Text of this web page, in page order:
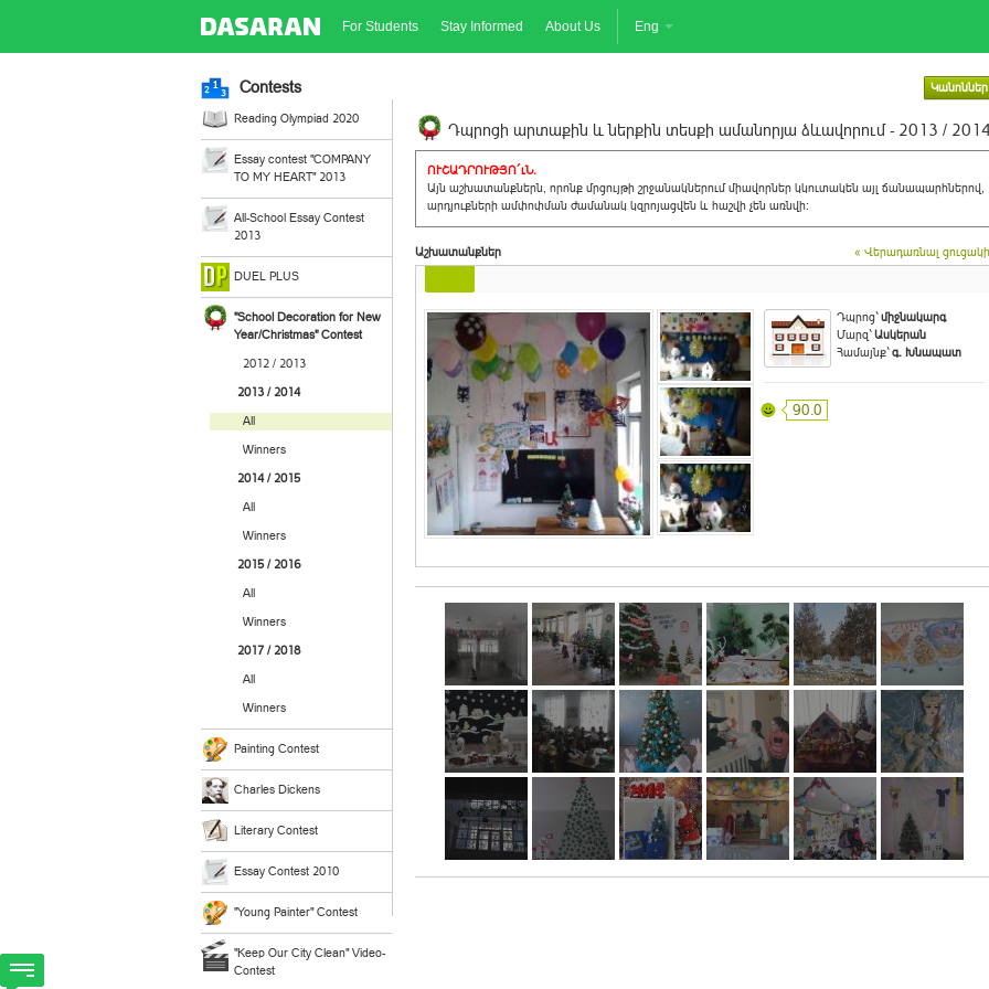
For Students Stay Informed About Us Eng
Contests Կանոններ
Reading Olympiad 2020
Essay contest "COMPANY
TO MY HEART" 2013
All-School Essay Contest
2013
DUEL PLUS
"School Decoration for New
Year/Christmas" Contest
2012 / 2013
2013 / 2014
All
Winners
2014 / 2015
All
Winners
2015 / 2016
All
Winners
2017 / 2018
All
Winners
Painting Contest
Charles Dickens
Literary Contest
Essay Contest 2010
"Young Painter" Contest
"Keep Our City Clean" Video-
Contest
Դպրոցի արտաքին և ներքին տեսքի ամանորյա ձևավորում - 2013 / 2014
ՈՒՇԱԴՐՈՒԹՅՈ´ւՆ.
Այն աշխատանքներն, որոնք մրցույթի շրջանակներում միավորներ կկուտակեն այլ ճանապարհներով,
արդյուքների ամփոփման ժամանակ կզրոյացվեն և հաշվի չեն առնվի:
Աշխատանքներ « Վերադառնալ
Դպրոց`միջնակարգ
Մարզ`Ասկերան
Համայնք`գ. Խնապատ
90.0